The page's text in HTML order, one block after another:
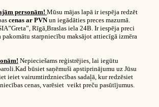
personām! Mūsu mājas lapā ir iespēja redzēt
cenas ar PVNun iegādāties preces mazumā.
Rīgā,Braslas iela 24B. Ir iespēja preci
pakomātu starpniecību maksājot attiecīgā izmēra
Nepieciešams reģistrējies, lai iegūtu
būsiet saņēmuši apstiprinājumu uz Jūsu
ieiet vairumtirdzniecības sadaļā, kur redzēsiet
cenas, varēsiet veikt preču pasūtījumus.